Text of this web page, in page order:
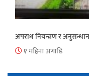
अपराध नियन्त्रण र
१ महिना अगाडि